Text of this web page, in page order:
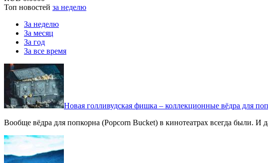
Топ новостей за неделю
За неделю
За месяц
За год
За все время
Новая голливудская фишка – коллекционные вёдра для
Вообще вёдра для попкорна (Popcorn Bucket) в кинотеатрах всегда были.